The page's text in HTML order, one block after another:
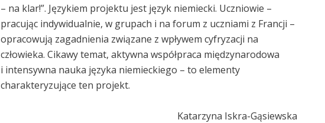
– na klar!”. Językiem projektu jest język niemiecki. Uczniowie –
pracując indywidualnie, w grupach i na forum z uczniami z Francji –
opracowują zagadnienia związane z wpływem cyfryzacji na
człowieka. Cikawy temat, aktywna współpraca międzynarodowa
i intensywna nauka języka niemieckiego – to elementy
charakteryzujące ten projekt.
Katarzyna Iskra-Gąsiewska